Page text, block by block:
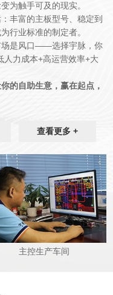
为触手可及的现实。
丰富的主板型号、稳定到
行业标准的制定者。
是风口——选择宇脉，你
人力成本+高运营效率+大
的自助生意，赢在起点，
查看更多 +
主控生产车间